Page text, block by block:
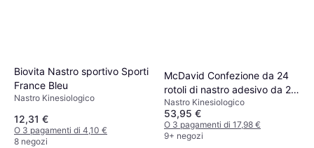
Biovita Nastro sportivo Sporti
France Bleu
Nastro Kinesiologico
12,31 €
O 3 pagamenti di 4,10 €
8 negozi
McDavid Confezione da 24
rotoli di nastro adesivo da 2,5
cm x 10 m Eurotape Blanc
Nastro Kinesiologico
53,95 €
O 3 pagamenti di 17,98 €
9+ negozi